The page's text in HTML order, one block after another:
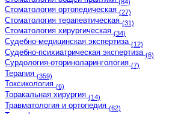
Стоматология ортопедическая (27)
Стоматология терапевтическая (31)
Стоматология хирургическая (34)
Судебно-медицинская экспертиза (12)
Судебно-психиатрическая экспертиза (6)
Сурдология-оториноларингология (7)
Терапия (359)
Токсикология (6)
Торакальная хирургия (14)
Травматология и ортопедия (62)